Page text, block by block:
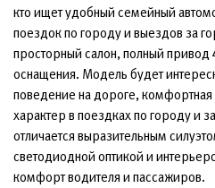
кто ищет удобный семейный
поездок по городу и выездов за
просторный салон, полный
оснащения. Модель будет
поведение на дороге, комфортная
характер в поездках по городу и
отличается выразительным
светодиодной оптикой и
комфорт водителя и пассажиров.